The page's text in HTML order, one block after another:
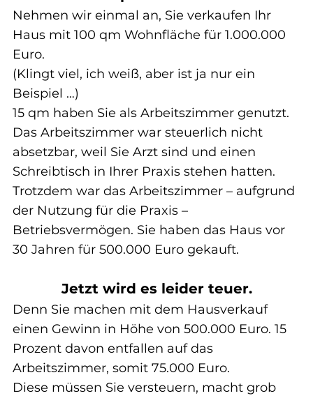
Nehmen wir einmal an, Sie verkaufen Ihr
Haus mit 100 qm Wohnfläche für 1.000.000
Euro.
(Klingt viel, ich weiß, aber ist ja nur ein
Beispiel …)
15 qm haben Sie als Arbeitszimmer genutzt.
Das Arbeitszimmer war steuerlich nicht
absetzbar, weil Sie Arzt sind und einen
Schreibtisch in Ihrer Praxis stehen hatten.
Trotzdem war das Arbeitszimmer – aufgrund
der Nutzung für die Praxis –
Betriebsvermögen. Sie haben das Haus vor
30 Jahren für 500.000 Euro gekauft.
Jetzt wird es leider teuer.
Denn Sie machen mit dem Hausverkauf
einen Gewinn in Höhe von 500.000 Euro. 15
Prozent davon entfallen auf das
Arbeitszimmer, somit 75.000 Euro.
Diese müssen Sie versteuern, macht grob